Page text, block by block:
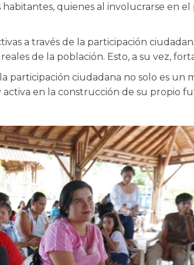
quienes al involucrarse en
a través de la participación
de la población. Esto, a su vez,
participación ciudadana no solo es
en la construcción de su propio